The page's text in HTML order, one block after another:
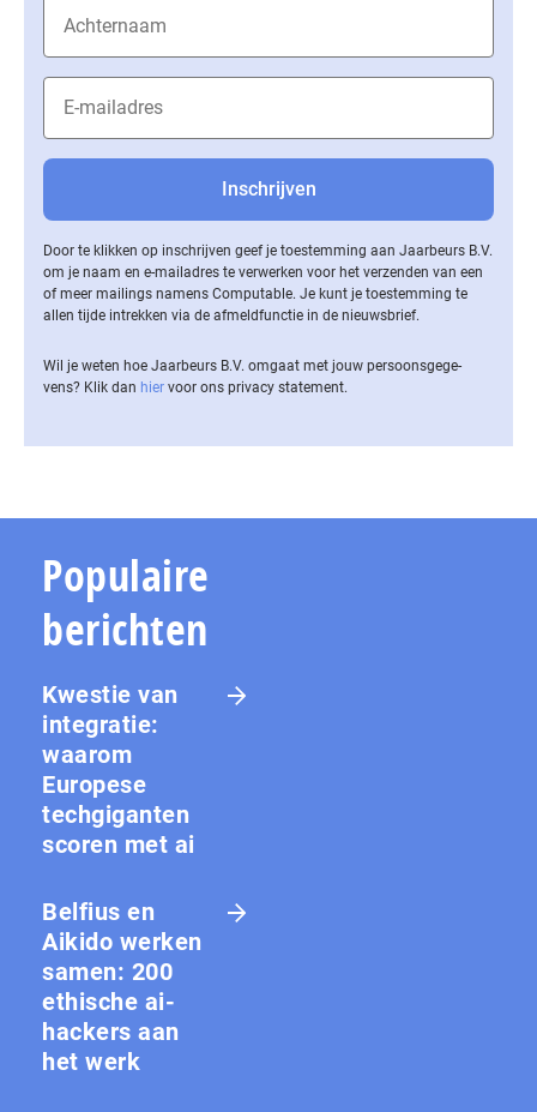
Door te klikken op inschrijven geef je toestemming aan Jaarbeurs B.V.
om je naam en e-mailadres te verwerken voor het verzenden van een
of meer mailings namens Computable. Je kunt je toestemming te
allen tijde intrekken via de af­meld­func­tie in de nieuwsbrief.
Wil je weten hoe Jaarbeurs B.V. omgaat met jouw per­soons­ge­ge­
vens? Klik dan hier voor ons privacy statement.
Populaire
berichten
Kwestie van
integratie:
waarom
Europese
techgiganten
scoren met ai
Belfius en
Aikido werken
samen: 200
ethische ai-
hackers aan
het werk